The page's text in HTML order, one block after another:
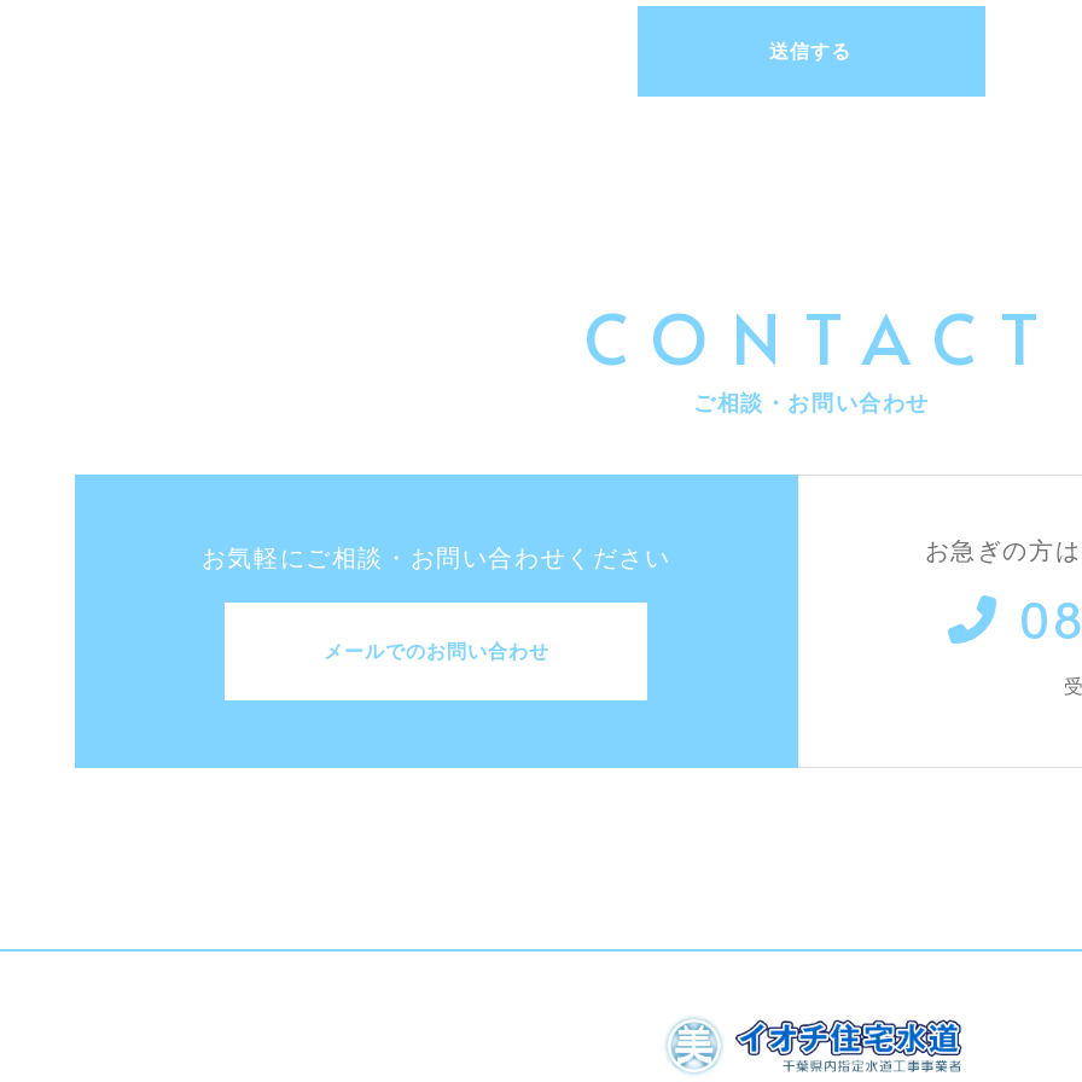
送信する
CONTACT
ご相談・お問い合わせ
お気軽にご相談・お問い合わせください
メールでのお問い合わせ
お急ぎの方